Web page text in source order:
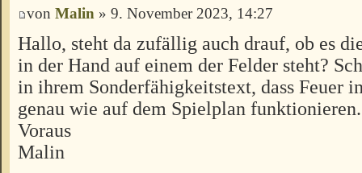
von Malin » 9. November 2023, 14:27
Hallo, steht da zufällig auch drauf, ob es
in der Hand auf einem der Felder steht?
in ihrem Sonderfähigkeitstext, dass Feuer
genau wie auf dem Spielplan
Voraus
Malin